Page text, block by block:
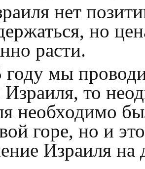
нет
но
расти.
году мы
Израиля, то
необходимо
горе, но и
Израиля на